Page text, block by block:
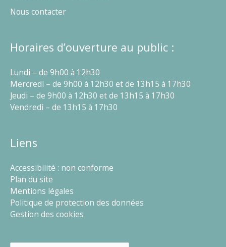
Nous contacter
Horaires d’ouverture au public :
Lundi – de 9h00 à 12h30
Mercredi – de 9h00 à 12h30 et de 13h15 à 17h30
Jeudi – de 9h00 à 12h30 et de 13h15 à 17h30
Vendredi – de 13h15 à 17h30
Liens
Accessibilité : non conforme
Plan du site
Mentions légales
Politique de protection des données
Gestion des cookies